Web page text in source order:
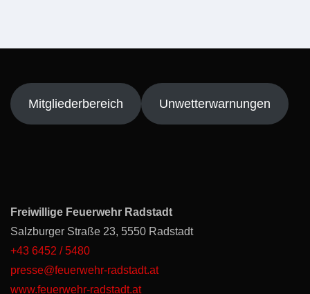
Mitgliederbereich Unwetterwarnungen
Freiwillige Feuerwehr Radstadt
Salzburger Straße 23, 5550 Radstadt
+43 6452 / 5480
presse@feuerwehr-radstadt.at
www.feuerwehr-radstadt.at